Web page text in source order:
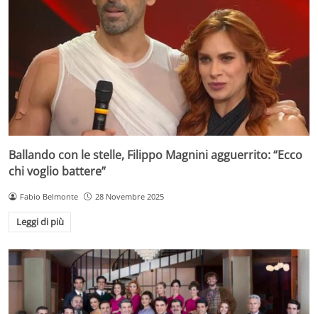
Ballando con le stelle, Filippo Magnini agguerrito: “Ecco
chi voglio battere”
Fabio Belmonte 28 Novembre 2025
Leggi di più